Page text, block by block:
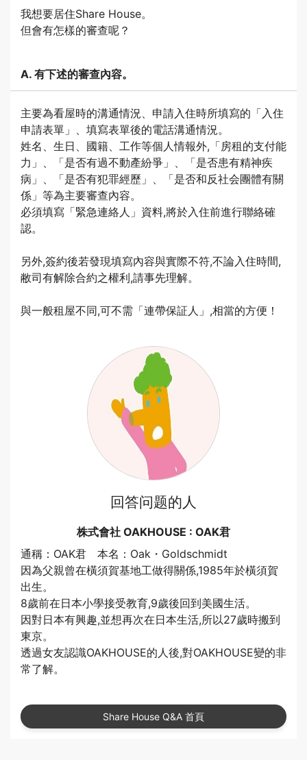
我想要居住Share House。
但會有怎樣的審查呢？
A. 有下述的審查內容。
主要為看屋時的溝通情況、申請入住時所填寫的「入住
申請表單」、填寫表單後的電話溝通情況。
姓名、生日、國籍、工作等個人情報外,「房租的支付能
力」、「是否有過不動產紛爭」、「是否患有精神疾
病」、「是否有犯罪經歷」、「是否和反社会團體有關
係」等為主要審查內容。
必須填寫「緊急連絡人」資料,將於入住前進行聯絡確
認。
另外,簽約後若發現填寫內容與實際不符,不論入住時間,
敝司有解除合約之權利,請事先理解。
與一般租屋不同,可不需「連帶保証人」,相當的方便！
回答问题的人
株式會社 OAKHOUSE : OAK君
通稱：OAK君 本名：Oak・Goldschmidt
因為父親曾在橫須賀基地工做得關係,1985年於橫須賀
出生。
8歲前在日本小學接受教育,9歲後回到美國生活。
因對日本有興趣,並想再次在日本生活,所以27歲時搬到
東京。
透過女友認識OAKHOUSE的人後,對OAKHOUSE變的非
常了解。
Share House Q&A 首頁